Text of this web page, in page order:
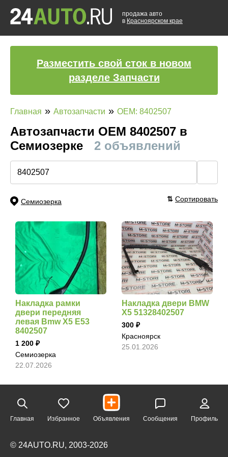
продажа авто
в Красноярском крае
Разместить свой сток в новом
разделе Запчасти
Главная » Автозапчасти » OEM: 8402507
Автозапчасти ОЕМ 8402507 в
Семиозерке
2 объявлений
Семиозерка ⇅ Сортировать
Накладка рамки
двери передняя
левая Bmw X5 E53
8402507
1 200
Семиозерка
22.07.2026
Накладка двери BMW
X5 51328402507
300
Красноярск
25.01.2026
Главная Избранное Объявления Сообщения Профиль
© 24AUTO.RU, 2003-2026